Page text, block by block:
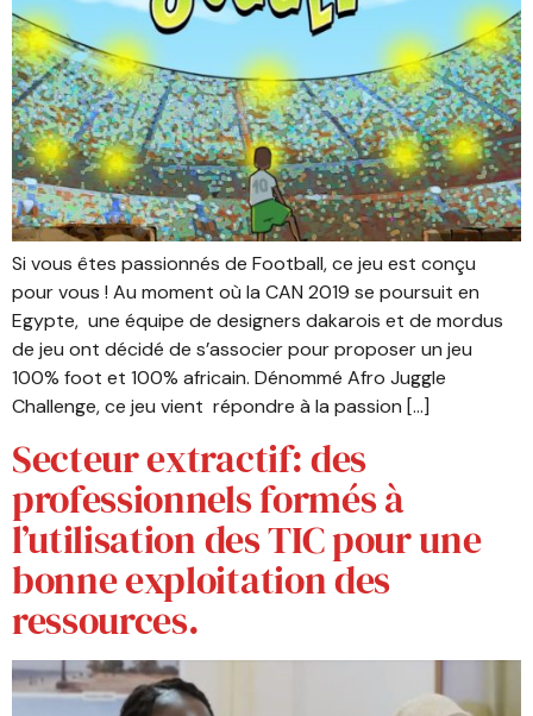
Si vous êtes passionnés de Football, ce jeu est conçu
pour vous ! Au moment où la CAN 2019 se poursuit en
Egypte, une équipe de designers dakarois et de mordus
de jeu ont décidé de s’associer pour proposer un jeu
100% foot et 100% africain. Dénommé Afro Juggle
Challenge, ce jeu vient répondre à la passion […]
Secteur extractif: des
professionnels formés à
l’utilisation des TIC pour une
bonne exploitation des
ressources.